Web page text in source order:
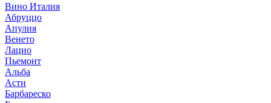
Вино Италия
Абруццо
Апулия
Венето
Лацио
Пьемонт
Альба
Асти
Барбареско